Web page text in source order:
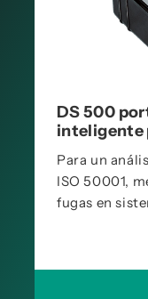
DS 500
inteligente
Para un
ISO 50001,
fugas en